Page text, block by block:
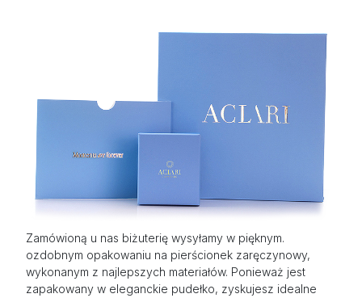
Zamówioną u nas biżuterię wysyłamy w pięknym.
ozdobnym opakowaniu na pierścionek zaręczynowy,
wykonanym z najlepszych materiałów. Ponieważ jest
zapakowany w eleganckie pudełko, zyskujesz idealne